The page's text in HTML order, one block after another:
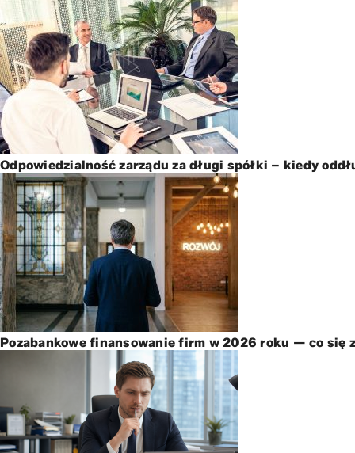
Odpowiedzialność zarządu za długi spółki – kiedy
Pozabankowe finansowanie firm w 2026 roku — co